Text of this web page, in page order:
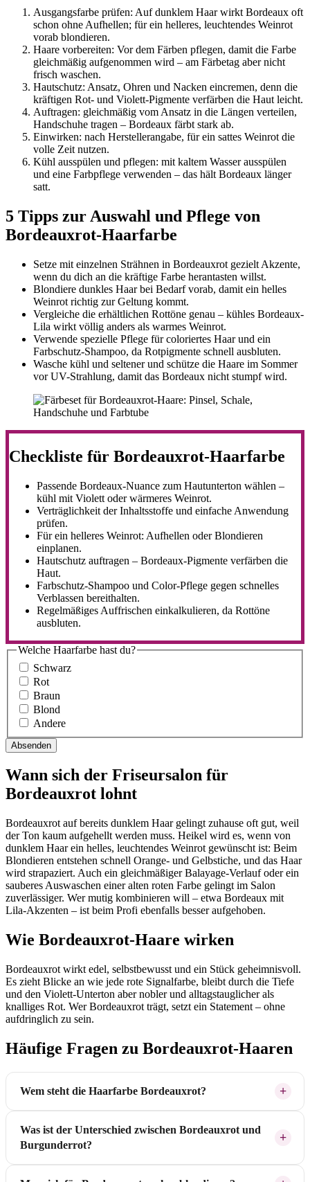
Ausgangsfarbe prüfen: Auf dunklem Haar wirkt Bordeaux oft
schon ohne Aufhellen; für ein helleres, leuchtendes Weinrot
vorab blondieren.
Haare vorbereiten: Vor dem Färben pflegen, damit die Farbe
gleichmäßig aufgenommen wird – am Färbetag aber nicht
frisch waschen.
Hautschutz: Ansatz, Ohren und Nacken eincremen, denn die
kräftigen Rot- und Violett-Pigmente verfärben die Haut leicht.
Auftragen: gleichmäßig vom Ansatz in die Längen verteilen,
Handschuhe tragen – Bordeaux färbt stark ab.
Einwirken: nach Herstellerangabe, für ein sattes Weinrot die
volle Zeit nutzen.
Kühl ausspülen und pflegen: mit kaltem Wasser ausspülen
und eine Farbpflege verwenden – das hält Bordeaux länger
satt.
5 Tipps zur Auswahl und Pflege von
Bordeauxrot-Haarfarbe
Setze mit einzelnen Strähnen in Bordeauxrot gezielt Akzente,
wenn du dich an die kräftige Farbe herantasten willst.
Blondiere dunkles Haar bei Bedarf vorab, damit ein helles
Weinrot richtig zur Geltung kommt.
Vergleiche die erhältlichen Rottöne genau – kühles Bordeaux-
Lila wirkt völlig anders als warmes Weinrot.
Verwende spezielle Pflege für coloriertes Haar und ein
Farbschutz-Shampoo, da Rotpigmente schnell ausbluten.
Wasche kühl und seltener und schütze die Haare im Sommer
vor UV-Strahlung, damit das Bordeaux nicht stumpf wird.
Checkliste für Bordeauxrot-Haarfarbe
Passende Bordeaux-Nuance zum Hautunterton wählen –
kühl mit Violett oder wärmeres Weinrot.
Verträglichkeit der Inhaltsstoffe und einfache Anwendung
prüfen.
Für ein helleres Weinrot: Aufhellen oder Blondieren
einplanen.
Hautschutz auftragen – Bordeaux-Pigmente verfärben die
Haut.
Farbschutz-Shampoo und Color-Pflege gegen schnelles
Verblassen bereithalten.
Regelmäßiges Auffrischen einkalkulieren, da Rottöne
ausbluten.
Welche Haarfarbe hast du?
Schwarz
Rot
Braun
Blond
Andere
Wann sich der Friseursalon für
Bordeauxrot lohnt
Bordeauxrot auf bereits dunklem Haar gelingt zuhause oft gut, weil
der Ton kaum aufgehellt werden muss. Heikel wird es, wenn von
dunklem Haar ein helles, leuchtendes Weinrot gewünscht ist: Beim
Blondieren entstehen schnell Orange- und Gelbstiche, und das Haar
wird strapaziert. Auch ein gleichmäßiger Balayage-Verlauf oder ein
sauberes Auswaschen einer alten roten Farbe gelingt im Salon
zuverlässiger. Wer mutig kombinieren will – etwa Bordeaux mit
Lila-Akzenten – ist beim Profi ebenfalls besser aufgehoben.
Wie Bordeauxrot-Haare wirken
Bordeauxrot wirkt edel, selbstbewusst und ein Stück geheimnisvoll.
Es zieht Blicke an wie jede rote Signalfarbe, bleibt durch die Tiefe
und den Violett-Unterton aber nobler und alltagstauglicher als
knalliges Rot. Wer Bordeauxrot trägt, setzt ein Statement – ohne
aufdringlich zu sein.
Häufige Fragen zu Bordeauxrot-Haaren
Wem steht die Haarfarbe Bordeauxrot?
Was ist der Unterschied zwischen Bordeauxrot und
Burgunderrot?